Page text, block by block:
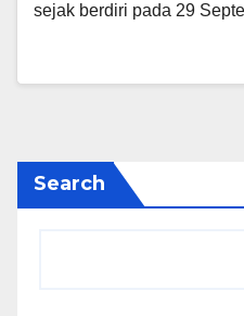
sejak berdiri pada 29
Search